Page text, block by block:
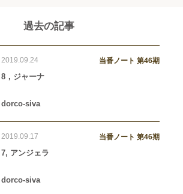
過去の記事
2019.09.24 当番ノート 第46期
8，ジャーナ
dorco-siva
2019.09.17 当番ノート 第46期
7, アンジェラ
dorco-siva